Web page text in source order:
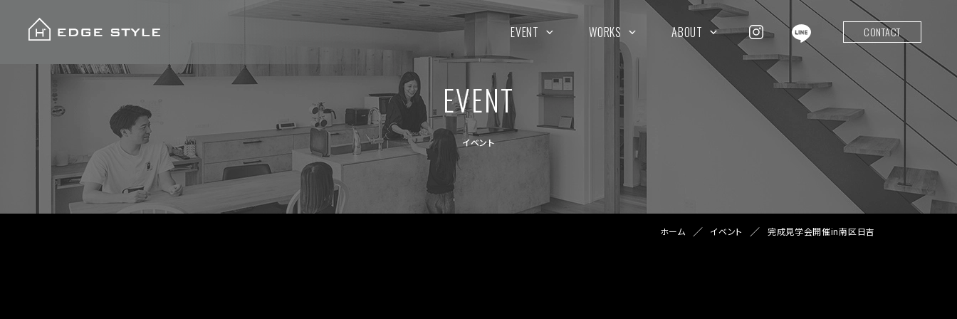
EVENT WORKS ABOUT CONTACT
イベント
EVENT
ホーム イベント 完成見学会開催in南区日吉